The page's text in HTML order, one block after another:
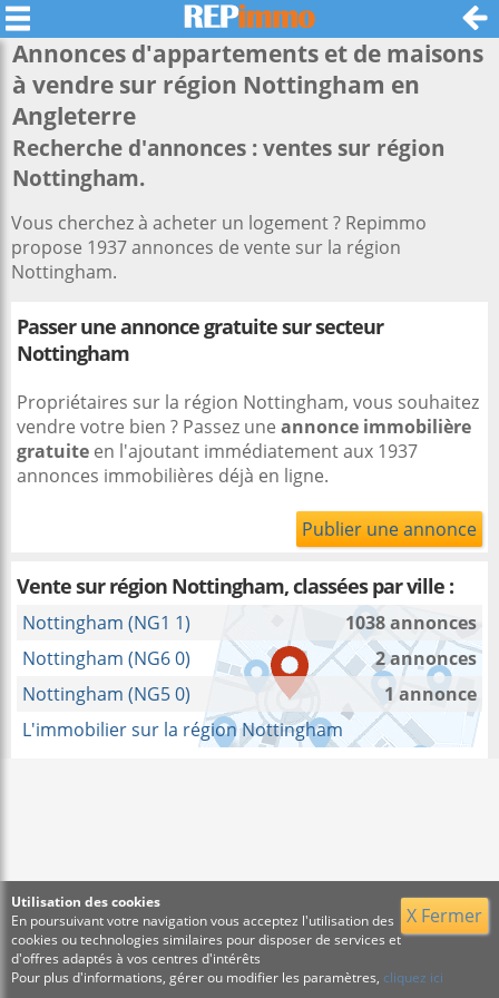
Annonces d'appartements et de maisons
à vendre sur région Nottingham en
Angleterre
Recherche d'annonces : ventes sur région
Nottingham.
Vous cherchez à acheter un logement ? Repimmo
propose 1937 annonces de vente sur la région
Nottingham.
Passer une annonce gratuite sur secteur
Nottingham
Propriétaires sur la région Nottingham, vous souhaitez
vendre votre bien ? Passez une annonce immobilière
gratuite en l'ajoutant immédiatement aux 1937
annonces immobilières déjà en ligne.
Publier une annonce
Vente sur région Nottingham, classées par ville :
Nottingham (NG1 1)
1038 annonces
Nottingham (NG6 0)
2 annonces
Nottingham (NG5 0)
1 annonce
L'immobilier sur la région Nottingham
X Fermer
Utilisation des cookies
En poursuivant votre navigation vous acceptez l'utilisation des
cookies ou technologies similaires pour disposer de services et
d'offres adaptés à vos centres d'intérêts
Pour plus d'informations, gérer ou modifier les paramètres, cliquez ici